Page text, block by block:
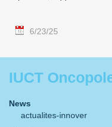
6/23/25
IUCT
News
actualites-innover